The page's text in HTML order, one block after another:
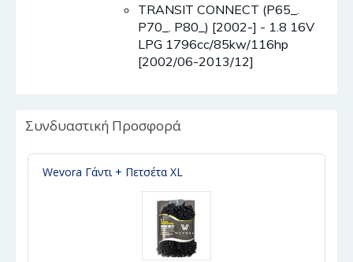
TRANSIT CONNECT (P65_.
P70_. P80_) [2002-] - 1.8 16V
LPG 1796cc/85kw/116hp
[2002/06-2013/12]
Συνδυαστική Προσφορά
Wevora Γάντι + Πετσέτα XL